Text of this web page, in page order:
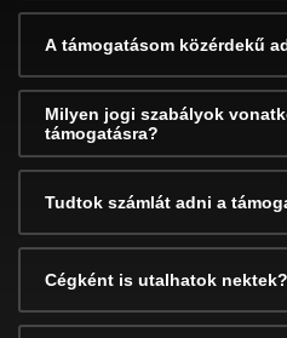
A támogatásom közérdekű
Milyen jogi szabályok
támogatásra?
Tudtok számlát adni a
Cégként is utalhatok nektek?